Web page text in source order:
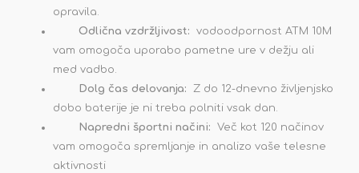
opravila.
Odlična vzdržljivost: vodoodpornost ATM 10M
vam omogoča uporabo pametne ure v dežju ali
med vadbo.
Dolg čas delovanja: Z do 12-dnevno življenjsko
dobo baterije je ni treba polniti vsak dan.
Napredni športni načini: Več kot 120 načinov
vam omogoča spremljanje in analizo vaše telesne
aktivnosti